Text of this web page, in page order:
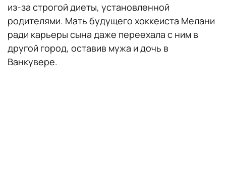
из-за строгой диеты, установленной
родителями. Мать будущего хоккеиста Мелани
ради карьеры сына даже переехала с ним в
другой город, оставив мужа и дочь в
Ванкувере.